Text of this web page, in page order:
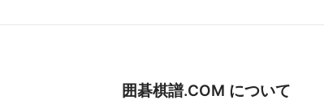
囲碁棋譜.COM について